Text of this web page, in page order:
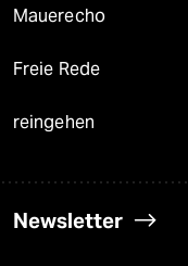
Mauerecho
Freie Rede
reingehen
Newsletter